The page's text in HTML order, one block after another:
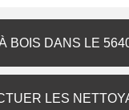
BOIS DANS LE
LES